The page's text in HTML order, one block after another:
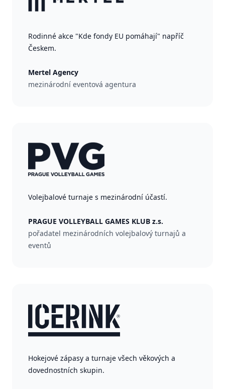
Rodinné akce "Kde fondy EU pomáhají" napříč
Českem.
Mertel Agency
mezinárodní eventová agentura
Volejbalové turnaje s mezinárodní účastí.
PRAGUE VOLLEYBALL GAMES KLUB z.s.
pořadatel mezinárodních volejbalový turnajů a
eventů
Hokejové zápasy a turnaje všech věkových a
dovednostních skupin.